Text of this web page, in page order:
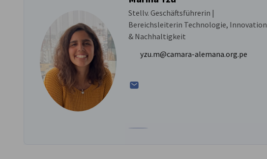
Stellv. Geschäftsführerin |
Bereichsleiterin Technologie, Innovation
& Nachhaltigkeit
yzu.m@camara-alemana.org.pe